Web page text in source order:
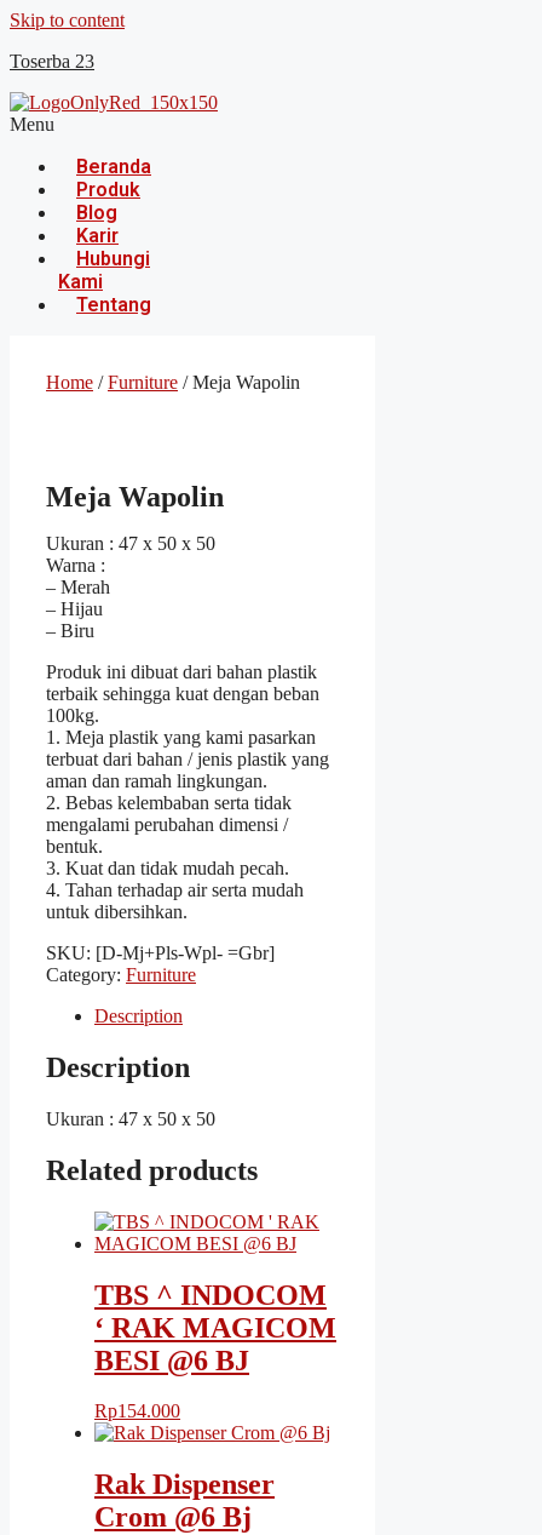
Skip to content
Toserba 23
Menu
Beranda
Produk
Blog
Karir
Hubungi
Kami
Tentang
Home /Furniture / Meja Wapolin
Meja Wapolin
Ukuran : 47 x 50 x 50
Warna :
– Merah
– Hijau
– Biru
Produk ini dibuat dari bahan plastik
terbaik sehingga kuat dengan beban
100kg.
1. Meja plastik yang kami pasarkan
terbuat dari bahan / jenis plastik yang
aman dan ramah lingkungan.
2. Bebas kelembaban serta tidak
mengalami perubahan dimensi /
bentuk.
3. Kuat dan tidak mudah pecah.
4. Tahan terhadap air serta mudah
untuk dibersihkan.
SKU: [D-Mj+Pls-Wpl- =Gbr]
Category: Furniture
Description
Description
Ukuran : 47 x 50 x 50
Related products
TBS ^ INDOCOM
‘ RAK MAGICOM
BESI @6 BJ
Rp154.000
Rak Dispenser
Crom @6 Bj